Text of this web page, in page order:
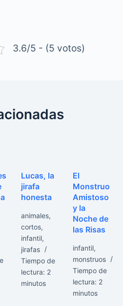
3.6/5 - (5 votos)
Lucas, la
jirafa
honesta
animales,
cortos,
infantil,
jirafas
Tiempo de
lectura: 2
minutos
El
Monstruo
Amistoso
y la
Noche de
las Risas
infantil,
monstruos
Tiempo de
lectura: 2
minutos